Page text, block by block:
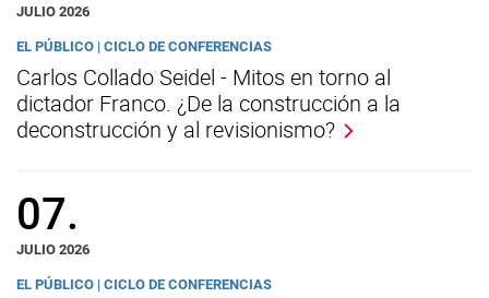
JULIO 2026
EL PÚBLICO | CICLO DE CONFERENCIAS
Carlos Collado Seidel - Mitos en torno al
dictador Franco. ¿De la construcción a la
deconstrucción y al revisionismo?
07.
JULIO 2026
EL PÚBLICO | CICLO DE CONFERENCIAS